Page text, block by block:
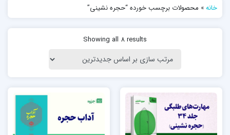
خانه» محصولات برچسب خورده “حجره نشینی”
Showing all 8 results